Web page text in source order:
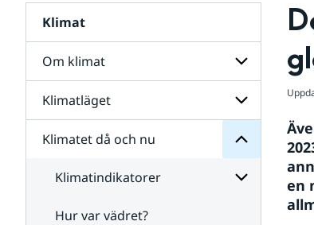
Klimat
Om klimat
Undersidor
för
Om
klimat
Klimatläget
Undersidor
Klimatläget
Klimatet då och nu
Undersidor
för
Klimatet
då
och
Klimatindikatorer
Hur var vädret?
en